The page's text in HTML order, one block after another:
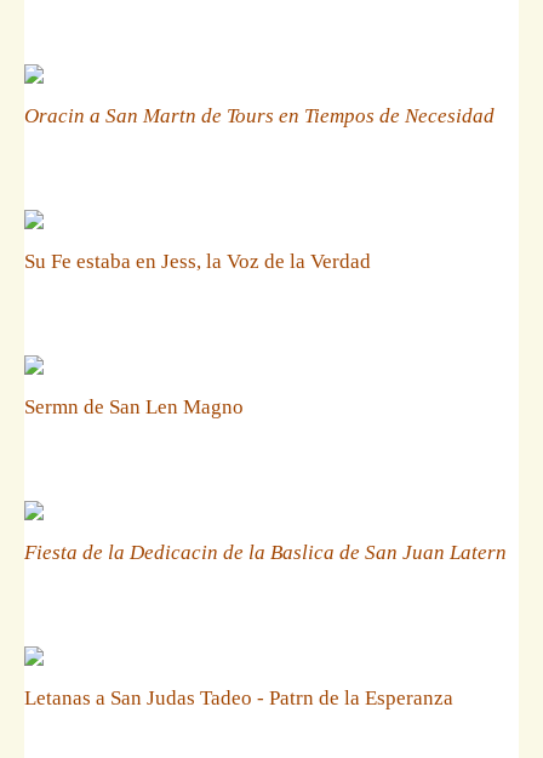
Oracin a San Martn de Tours en Tiempos de Necesidad
Su Fe estaba en Jess, la Voz de la Verdad
Sermn de San Len Magno
Fiesta de la Dedicacin de la Baslica de San Juan Latern
Letanas a San Judas Tadeo - Patrn de la Esperanza